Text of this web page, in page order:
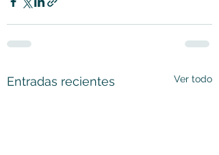
Entradas recientes Ver todo